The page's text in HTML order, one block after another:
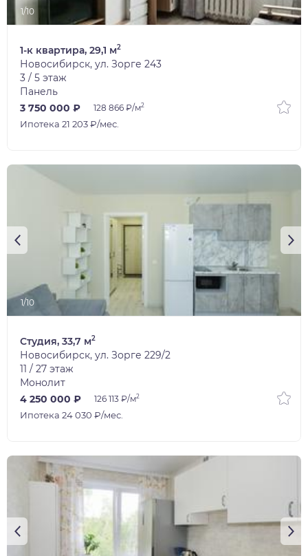
1/10
1-к квартира, 29,1 м2
Новосибирск, ул. Зорге 243
3 / 5 этаж
Панель
3 750 000 ₽
128 866 ₽/м2
Ипотека 21 203 ₽/мес.
1/10
Студия, 33,7 м2
Новосибирск, ул. Зорге 229/2
11 / 27 этаж
Монолит
4 250 000 ₽
126 113 ₽/м2
Ипотека 24 030 ₽/мес.